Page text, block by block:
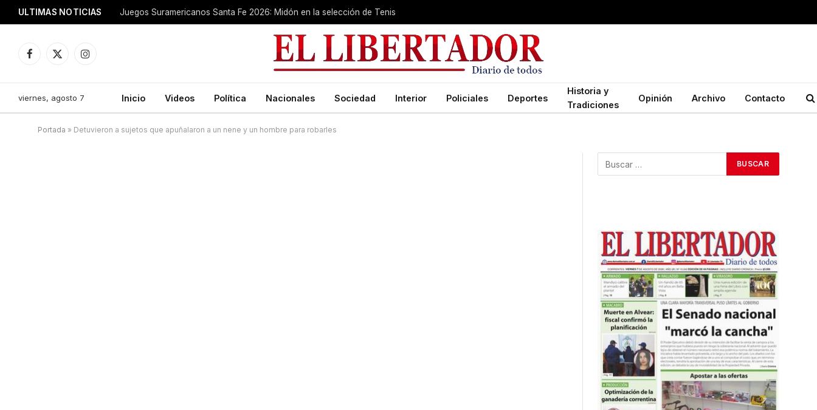
ULTIMAS NOTICIAS Juegos Suramericanos Santa Fe 2026: Midón en la selección de Tenis
Facebook
X
Instagram
viernes, agosto 7 Inicio Videos Política Nacionales Sociedad Interior Policiales Deportes
Historia y
Tradiciones
Opinión Archivo Contacto
Portada » Detuvieron a sujetos que apuñalaron a un nene y un hombre para robarles